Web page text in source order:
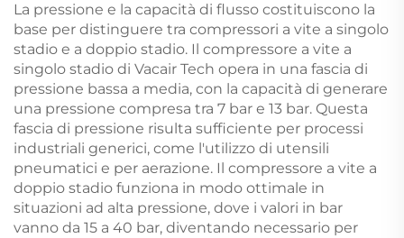
La pressione e la capacità di flusso costituiscono la
base per distinguere tra compressori a vite a singolo
stadio e a doppio stadio. Il compressore a vite a
singolo stadio di Vacair Tech opera in una fascia di
pressione bassa a media, con la capacità di generare
una pressione compresa tra 7 bar e 13 bar. Questa
fascia di pressione risulta sufficiente per processi
industriali generici, come l'utilizzo di utensili
pneumatici e per aerazione. Il compressore a vite a
doppio stadio funziona in modo ottimale in
situazioni ad alta pressione, dove i valori in bar
vanno da 15 a 40 bar, diventando necessario per